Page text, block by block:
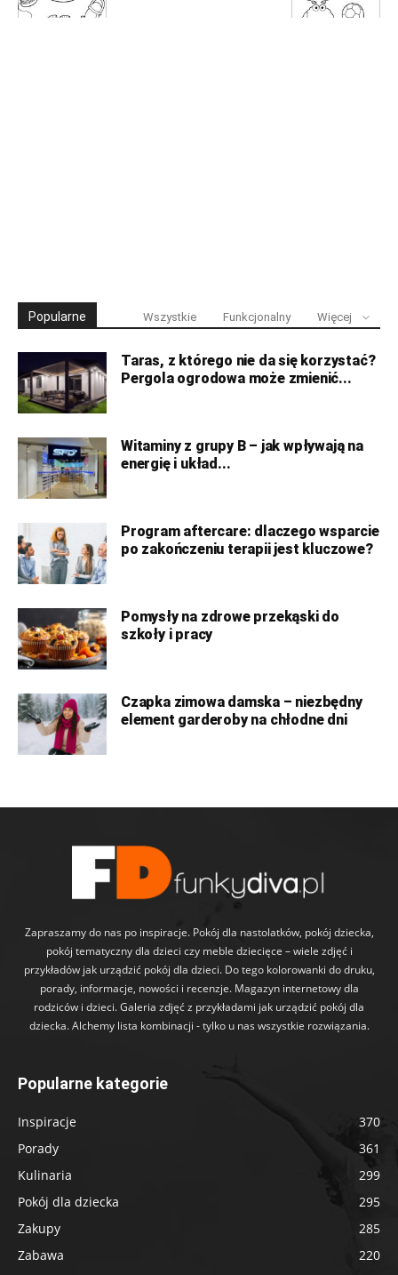
Popularne Wszystkie Funkcjonalny Więcej
Taras, z którego nie da się korzystać?
Pergola ogrodowa może zmienić...
Witaminy z grupy B – jak wpływają na
energię i układ...
Program aftercare: dlaczego wsparcie
po zakończeniu terapii jest kluczowe?
Pomysły na zdrowe przekąski do
szkoły i pracy
Czapka zimowa damska – niezbędny
element garderoby na chłodne dni
Zapraszamy do nas po inspiracje. Pokój dla nastolatków, pokój dziecka,
pokój tematyczny dla dzieci czy meble dziecięce – wiele zdjęć i
przykładów jak urządzić pokój dla dzieci. Do tego kolorowanki do druku,
porady, informacje, nowości i recenzje. Magazyn internetowy dla
rodziców i dzieci. Galeria zdjęć z przykładami jak urządzić pokój dla
dziecka. Alchemy lista kombinacji - tylko u nas wszystkie rozwiązania.
Popularne kategorie
Inspiracje
370
Porady
361
Kulinaria
299
Pokój dla dziecka
295
Zakupy
285
Zabawa
220